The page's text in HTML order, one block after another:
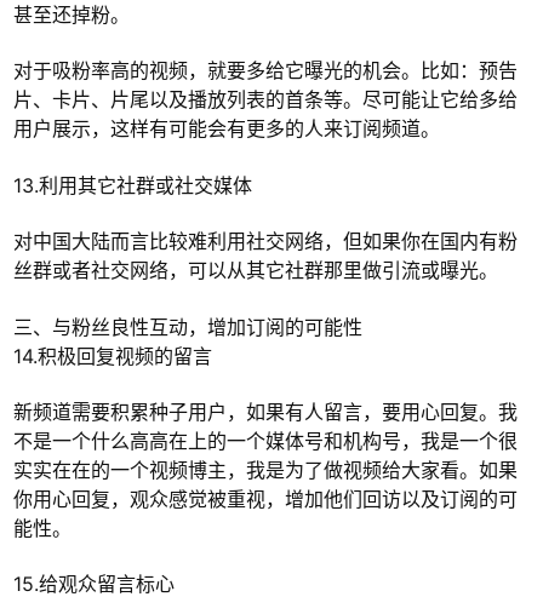
甚至还掉粉。
对于吸粉率高的视频，就要多给它曝光的机会。比如：预告
片、卡片、片尾以及播放列表的首条等。尽可能让它给多给
用户展示，这样有可能会有更多的人来订阅频道。
13.利用其它社群或社交媒体
对中国大陆而言比较难利用社交网络，但如果你在国内有粉
丝群或者社交网络，可以从其它社群那里做引流或曝光。
三、与粉丝良性互动，增加订阅的可能性
14.积极回复视频的留言
新频道需要积累种子用户，如果有人留言，要用心回复。我
不是一个什么高高在上的一个媒体号和机构号，我是一个很
实实在在的一个视频博主，我是为了做视频给大家看。如果
你用心回复，观众感觉被重视，增加他们回访以及订阅的可
能性。
15.给观众留言标心